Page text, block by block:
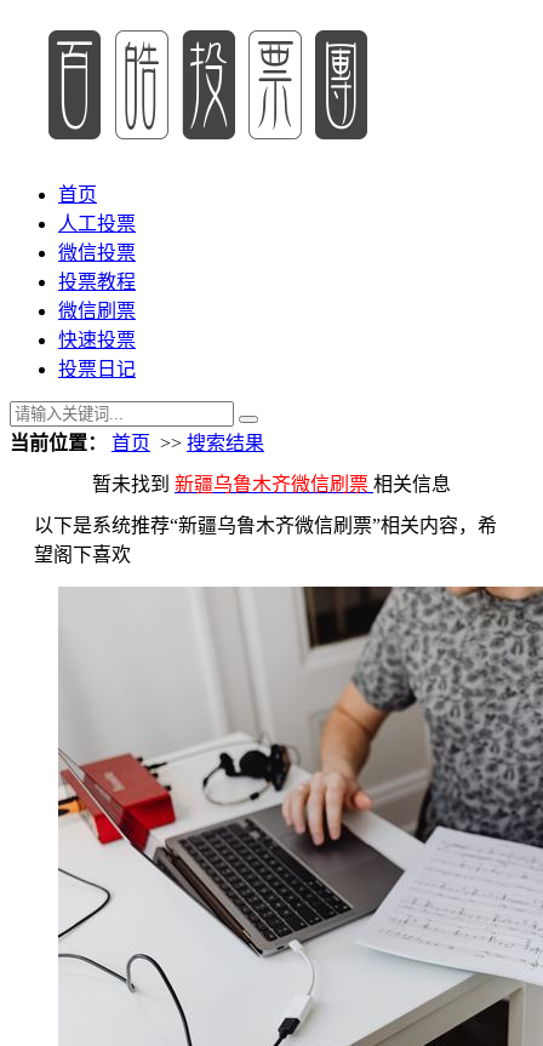
首页
人工投票
微信投票
投票教程
微信刷票
快速投票
投票日记
当前位置： 首页 >> 搜索结果
暂未找到 新疆乌鲁木齐微信刷票 相关信息
以下是系统推荐“新疆乌鲁木齐微信刷票”相关内容，希
望阁下喜欢